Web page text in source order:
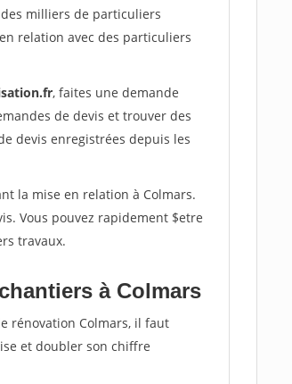
milliers de particuliers
relation avec des particuliers
, faites une demande
de devis et trouver des
devis enregistrées depuis les
la mise en relation à Colmars.
Vous pouvez rapidement $etre
travaux.
à Colmars
rénovation Colmars, il faut
et doubler son chiffre